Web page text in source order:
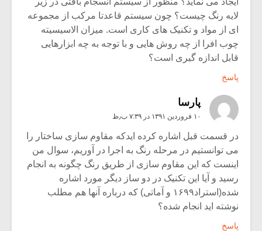
لایه رنگ چیست؟ چون سیستم قاعدتا مرکب از مجموعه
ای از مواد و تکنیک های کاری است. میزان الاسیسیته
چوب افرا از چه روش هایی و با توجه به چه ابزارهایی
قابل اندازه گیری است؟
پاسخ
پارسا
۱۰ فروردین ۱۳۹۱ در ۷:۳۹ ب٫ظ
در قسمت قبل اشاره کرده ایدکه مقاوم سازی ساختار را
می توانستیم در مرحله رنگ به اجرا در آوریم، سوال من
اینست که این مقاوم سازی از طریق رنگ چگونه به انجام
رسید و آیا این تکنیک در دو ساز دیگر مورد اشاره
شده(استراد۱۶۹۹ و آماتی) که درباره آنها هم مطلب
نوشته اید انجام شده؟
پاسخ